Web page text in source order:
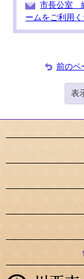
市長公室
ームをご利用く
前のペ
表